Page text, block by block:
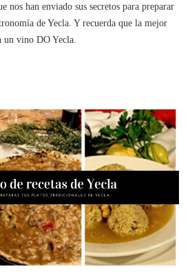
nos han enviado sus secretos para preparar
de Yecla. Y recuerda que la mejor
un vino DO Yecla.